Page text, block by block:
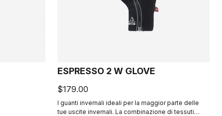
ESPRESSO 2 W GLOVE
$179.00
I guanti invernali ideali per la maggior parte delle
tue uscite invernali. La combinazione di tessuti